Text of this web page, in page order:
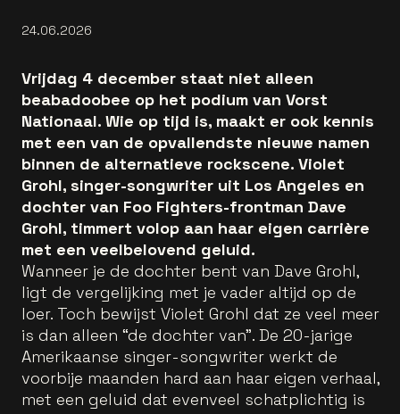
24.06.2026
Vrijdag 4 december staat niet alleen
beabadoobee op het podium van Vorst
Nationaal. Wie op tijd is, maakt er ook kennis
met een van de opvallendste nieuwe namen
binnen de alternatieve rockscene. Violet
Grohl, singer-songwriter uit Los Angeles en
dochter van Foo Fighters-frontman Dave
Grohl, timmert volop aan haar eigen carrière
met een veelbelovend geluid.
Wanneer je de dochter bent van Dave Grohl,
ligt de vergelijking met je vader altijd op de
loer. Toch bewijst Violet Grohl dat ze veel meer
is dan alleen “de dochter van”. De 20-jarige
Amerikaanse singer-songwriter werkt de
voorbije maanden hard aan haar eigen verhaal,
met een geluid dat evenveel schatplichtig is